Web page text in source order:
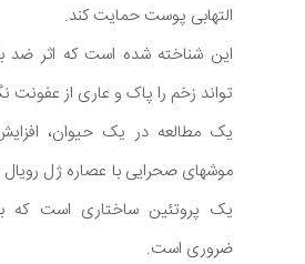
التهابی پوست حمایت کند.
این شناخته شده است که اثر ضد
تواند زخم را پاک و عاری از عفونت
یک مطالعه در یک حیوان،
موشهای صحرایی با عصاره ژل رویال
یک پروتئین ساختاری است که
ضروری است.